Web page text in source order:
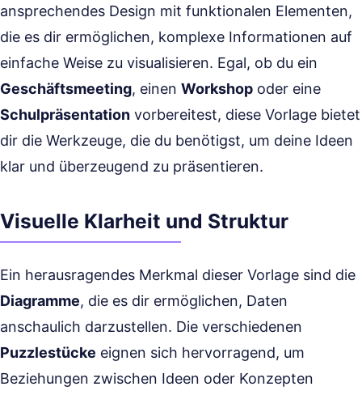
ansprechendes Design mit funktionalen Elementen,
die es dir ermöglichen, komplexe Informationen auf
einfache Weise zu visualisieren. Egal, ob du ein
Geschäftsmeeting, einen Workshop oder eine
Schulpräsentation vorbereitest, diese Vorlage bietet
dir die Werkzeuge, die du benötigst, um deine Ideen
klar und überzeugend zu präsentieren.
Visuelle Klarheit und Struktur
Ein herausragendes Merkmal dieser Vorlage sind die
Diagramme, die es dir ermöglichen, Daten
anschaulich darzustellen. Die verschiedenen
Puzzlestücke eignen sich hervorragend, um
Beziehungen zwischen Ideen oder Konzepten